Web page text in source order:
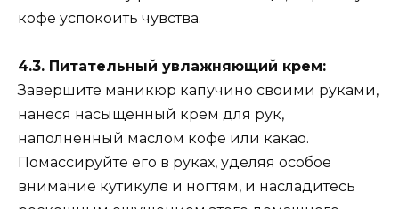
кофе успокоить чувства.
4.3. Питательный увлажняющий крем:
Завершите маникюр капучино своими руками,
нанеся насыщенный крем для рук,
наполненный маслом кофе или какао.
Помассируйте его в руках, уделяя особое
внимание кутикуле и ногтям, и насладитесь